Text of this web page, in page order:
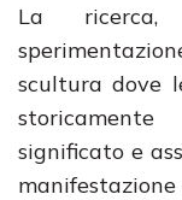
La
scultura dove
significato e